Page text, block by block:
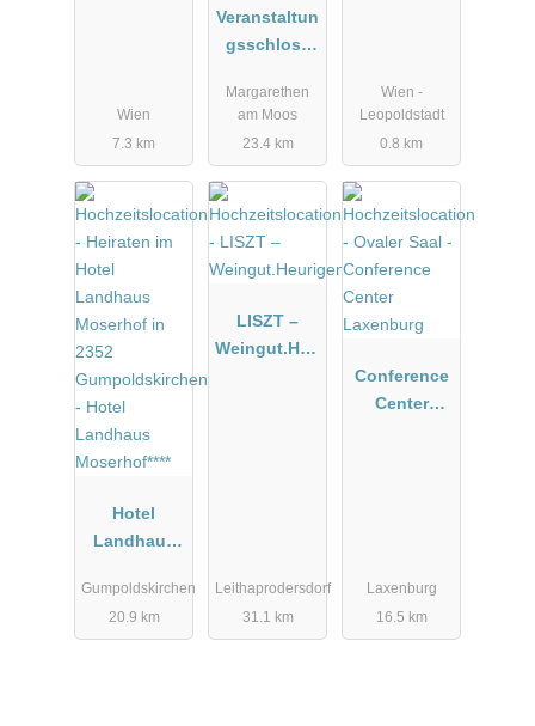
Wien
7.3 km
Veranstaltun
gsschloss
am Moos
Margarethen
am Moos
23.4 km
Wien -
Leopoldstadt
0.8 km
Hotel
Landhaus
Gumpoldskirchen
20.9 km
LISZT –
Weingut.Heu
Leithaprodersdorf
31.1 km
Conference
Center
Laxenburg
16.5 km